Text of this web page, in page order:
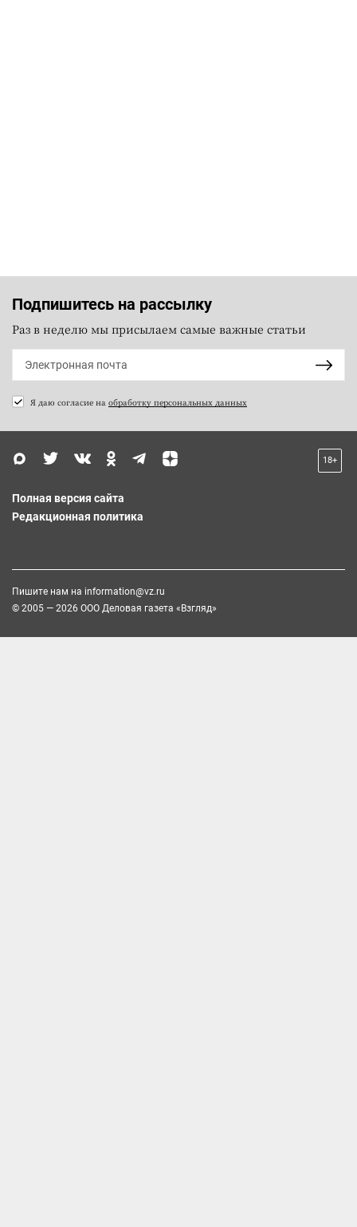
Подпишитесь на рассылку
Раз в неделю мы присылаем самые важные статьи
Я даю согласие на обработку персональных данных
18+
Полная версия сайта
Редакционная политика
Пишите нам на information@vz.ru
© 2005 — 2026 ООО Деловая газета «Взгляд»